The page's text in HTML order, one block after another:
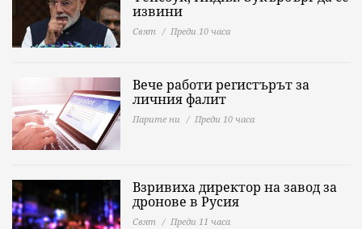
извини
Свят Преди 10 часа
Вече работи регистърът за
личния фалит
Парите ни Преди 10 часа
Взривиха директор на завод за
дронове в Русия
Свят Преди 11 часа